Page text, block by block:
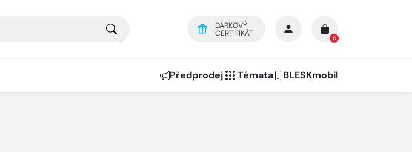
DÁRKOVÝ
CERTIFIKÁT
0
Předprodej Témata BLESKmobil